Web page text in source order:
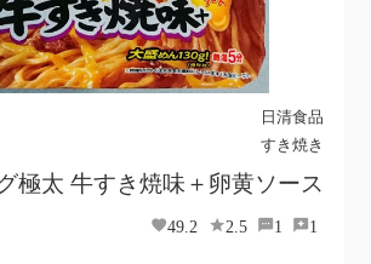
日清食品
すき焼き
極太 牛すき焼味＋卵黄ソース
49.2 2.5 1 1